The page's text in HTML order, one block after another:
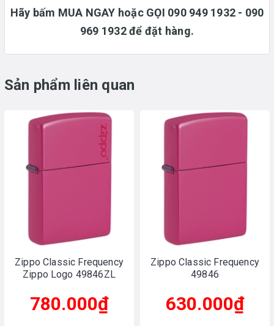
Hãy bấm MUA NGAY hoặc GỌI 090 949 1932 - 090
969 1932 để đặt hàng.
Sản phẩm liên quan
Zippo Classic Frequency
Zippo Logo 49846ZL
780.000₫
Zippo Classic Frequency
49846
630.000₫